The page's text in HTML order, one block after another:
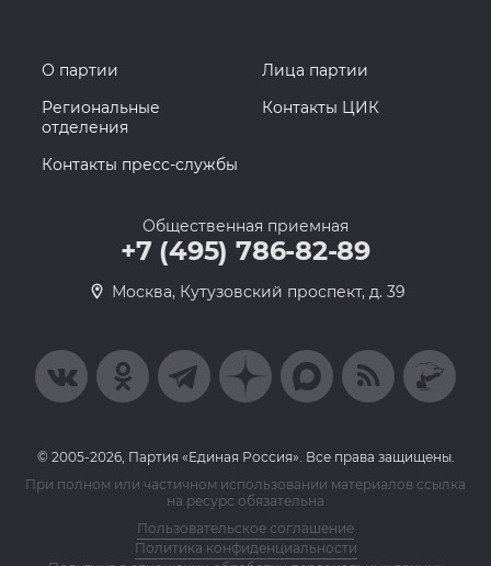
О партии
Лица партии
Региональные
отделения
Контакты ЦИК
Контакты пресс-службы
Общественная приемная
+7 (495) 786-82-89
Москва, Кутузовский проспект, д. 39
© 2005-2026, Партия «Единая Россия». Все права защищены.
При полном или частичном использовании материалов ссылка
на ресурс обязательна
Пользовательское соглашение
Политика конфиденциальности